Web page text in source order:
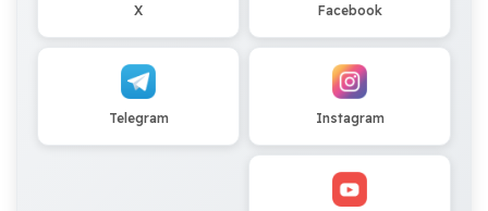
Facebook
X
Instagram
Telegram